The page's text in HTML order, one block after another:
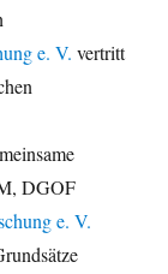
e. V. vertritt
DGOF
e. V.